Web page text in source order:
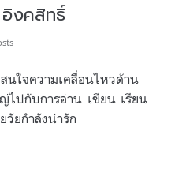
งคสิทธิ์
ใจความเคลื่อนไหวด้าน
ไปกับการอ่าน เขียน เรียน
วัยกำลังน่ารัก